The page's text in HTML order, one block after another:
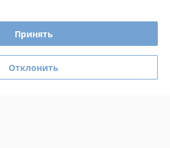
cookies
Принять
Отклонить